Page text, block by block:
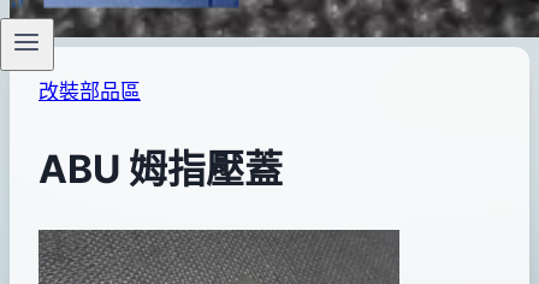
改裝部品區
ABU 姆指壓蓋
Byanna
2011
年